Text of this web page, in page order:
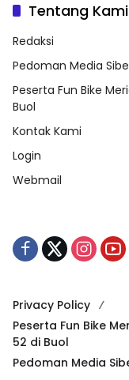
Tentang Kami
Redaksi
Pedoman Media
Peserta Fun Bike
Buol
Kontak Kami
Login
Webmail
Privacy Policy
Peserta Fun Bike
52 di Buol
Pedoman Media